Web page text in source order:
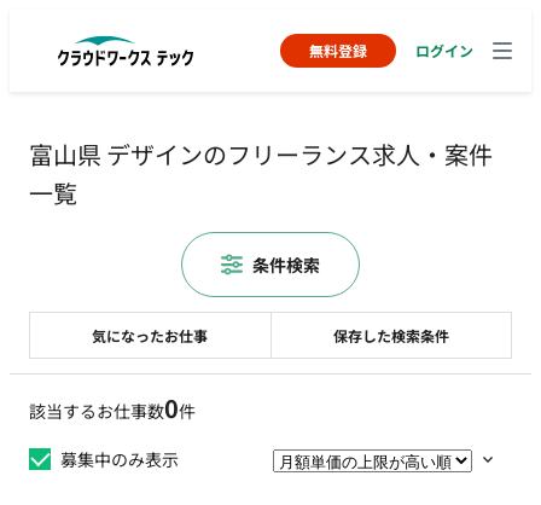
無料登録 ログイン
富山県 デザインのフリーランス求人・案件
一覧
該当するお仕事数0件
募集中のみ表示
気になったお仕事 保存した検索条件
条件検索